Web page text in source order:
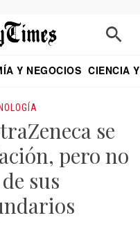
Y NEGOCIOS CIENCIA
se
pero no
sus